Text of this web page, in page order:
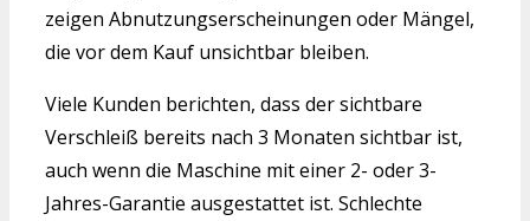
zeigen Abnutzungserscheinungen oder Mängel,
die vor dem Kauf unsichtbar bleiben.
Viele Kunden berichten, dass der sichtbare
Verschleiß bereits nach 3 Monaten sichtbar ist,
auch wenn die Maschine mit einer 2- oder 3-
Jahres-Garantie ausgestattet ist. Schlechte